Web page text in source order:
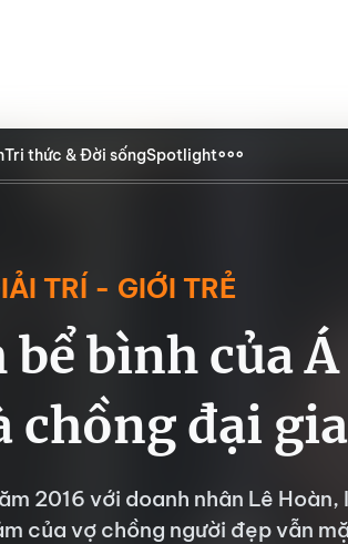
Tri thức & Đời sốngSpotlight
TRÍ - GIỚI TRẺ
bình của
chồng đại gia
2016 với doanh nhân Lê Hoàn,
của vợ chồng người đẹp vẫn